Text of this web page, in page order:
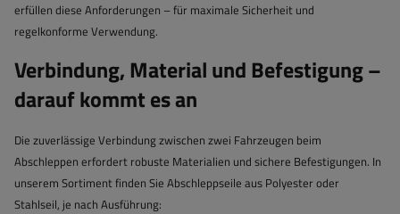
erfüllen diese Anforderungen – für maximale Sicherheit und
regelkonforme Verwendung.
Verbindung, Material und Befestigung –
darauf kommt es an
Die zuverlässige Verbindung zwischen zwei Fahrzeugen beim
Abschleppen erfordert robuste Materialien und sichere Befestigungen. In
unserem Sortiment finden Sie Abschleppseile aus Polyester oder
Stahlseil, je nach Ausführung: